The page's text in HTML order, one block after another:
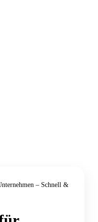
– Schnell &